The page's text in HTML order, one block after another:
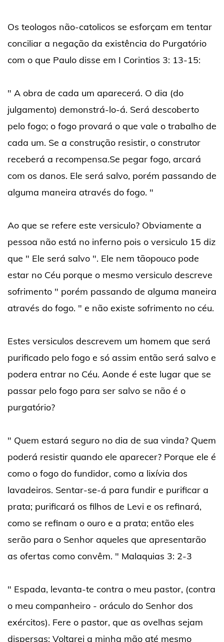
Os teologos não-catolicos se esforçam em tentar
conciliar a negação da existência do Purgatório
com o que Paulo disse em I Corintios 3: 13-15:
" A obra de cada um aparecerá. O dia (do
julgamento) demonstrá-lo-á. Será descoberto
pelo fogo; o fogo provará o que vale o trabalho de
cada um. Se a construção resistir, o construtor
receberá a recompensa.Se pegar fogo, arcará
com os danos. Ele será salvo, porém passando de
alguma maneira através do fogo. "
Ao que se refere este versiculo? Obviamente a
pessoa não está no inferno pois o versiculo 15 diz
que " Ele será salvo ". Ele nem tãopouco pode
estar no Céu porque o mesmo versiculo descreve
sofrimento " porém passando de alguma maneira
através do fogo. " e não existe sofrimento no céu.
Estes versiculos descrevem um homem que será
purificado pelo fogo e só assim então será salvo e
podera entrar no Céu. Aonde é este lugar que se
passar pelo fogo para ser salvo se não é o
purgatório?
" Quem estará seguro no dia de sua vinda? Quem
poderá resistir quando ele aparecer? Porque ele é
como o fogo do fundidor, como a lixívia dos
lavadeiros. Sentar-se-á para fundir e purificar a
prata; purificará os filhos de Levi e os refinará,
como se refinam o ouro e a prata; então eles
serão para o Senhor aqueles que apresentarão
as ofertas como convêm. " Malaquias 3: 2-3
" Espada, levanta-te contra o meu pastor, (contra
o meu companheiro - oráculo do Senhor dos
exércitos). Fere o pastor, que as ovelhas sejam
dispersas: Voltarei a minha mão até mesmo